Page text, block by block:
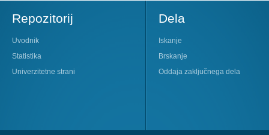
Repozitorij
Uvodnik
Statistika
Univerzitetne strani
Dela
Iskanje
Brskanje
Oddaja zaključnega dela